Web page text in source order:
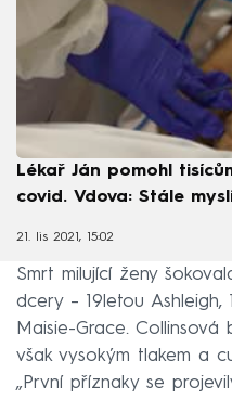
Lékař Ján pomohl
covid. Vdova: Stále
21. lis 2021, 15:02
Smrt milující ženy
dcery – 19letou Ashleigh,
Maisie-Grace.
však vysokým tlakem a
„První příznaky se